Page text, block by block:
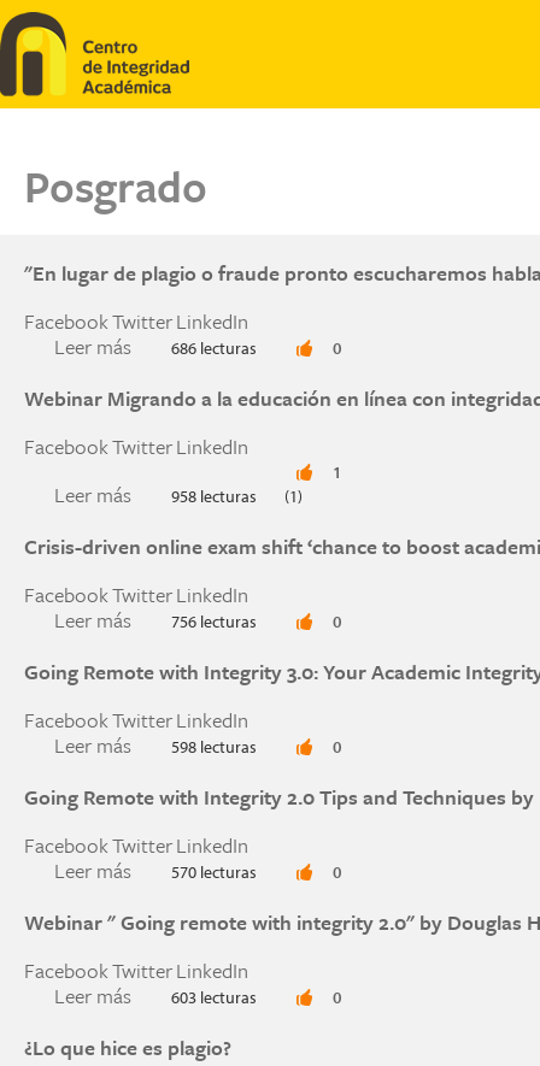
Pasar al contenido principal
Posgrado
"En lugar de plagio o fraude pronto escucharemos
FacebookTwitterLinkedIn
Leer más sobre "En lugar de plagio o fraude pronto
686 lecturas 0
Webinar Migrando a la educación en línea con
FacebookTwitterLinkedIn
Leer más sobre Webinar Migrando a la educación en
958 lecturas
1
(1)
Crisis-driven online exam shift ‘chance to boost
FacebookTwitterLinkedIn
Leer más sobre Crisis-driven online exam shift ‘chance
756 lecturas 0
Going Remote with Integrity 3.0: Your Academic
FacebookTwitterLinkedIn
Leer más sobre Going Remote with Integrity 3.0: Your
598 lecturas 0
Going Remote with Integrity 2.0 Tips and Techniques
FacebookTwitterLinkedIn
Leer más sobre Going Remote with Integrity 2.0 Tips
570 lecturas 0
Webinar " Going remote with integrity 2.0" by Douglas
FacebookTwitterLinkedIn
Leer más sobre Webinar " Going remote with integrity
603 lecturas 0
¿Lo que hice es plagio?